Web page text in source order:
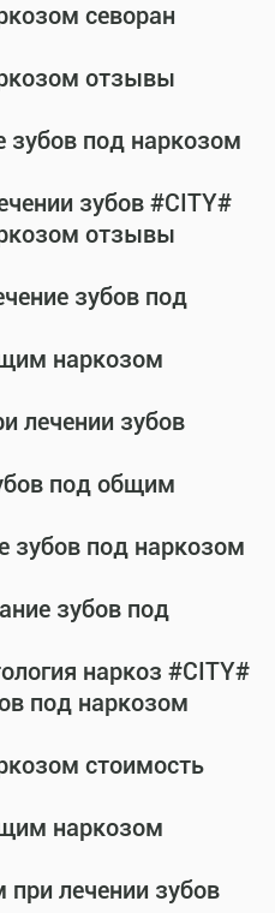
севоран
отзывы
зубов под наркозом
зубов #CITY#
отзывы
зубов под
наркозом
лечении зубов
под общим
зубов под наркозом
зубов под
наркоз #CITY#
под наркозом
стоимость
наркозом
при лечении зубов